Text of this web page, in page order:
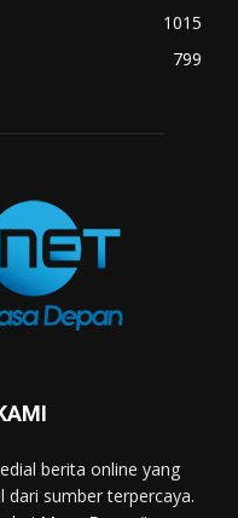
1015
799
berita online yang
sumber terpercaya.